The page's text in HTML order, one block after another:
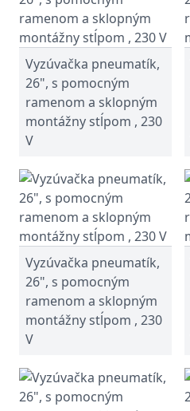
Vyzúvačka pneumatík,
26", s pomocným
ramenom a sklopným
montážny stĺpom , 230
V
Vyzúvačka pneumatík,
26", s pomocným
ramenom a sklopným
montážny stĺpom , 230
V